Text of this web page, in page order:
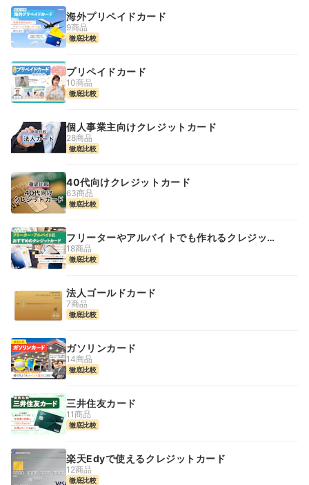
海外プリペイドカード
9商品
徹底比較
プリペイドカード
10商品
徹底比較
個人事業主向けクレジットカード
28商品
徹底比較
40代向けクレジットカード
63商品
徹底比較
フリーターやアルバイトでも作れるクレジット
カード
18商品
徹底比較
法人ゴールドカード
7商品
徹底比較
ガソリンカード
14商品
徹底比較
三井住友カード
11商品
徹底比較
楽天Edyで使えるクレジットカード
12商品
徹底比較